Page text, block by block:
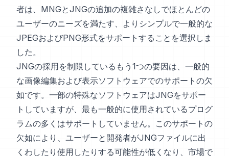
者は、MNGとJNGの追加の複雑さなしでほとんどの
ユーザーのニーズを満たす、よりシンプルで一般的な
JPEGおよびPNG形式をサポートすることを選択しま
した。
JNGの採用を制限しているもう1つの要因は、一般的
な画像編集および表示ソフトウェアでのサポートの欠
如です。一部の特殊なソフトウェアはJNGをサポー
トしていますが、最も一般的に使用されているプログ
ラムの多くはサポートしていません。このサポートの
欠如により、ユーザーと開発者がJNGファイルに出
くわしたり使用したりする可能性が低くなり、市場で